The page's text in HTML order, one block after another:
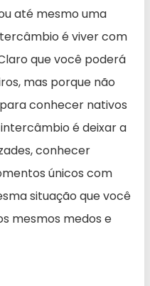
até mesmo uma
é viver com
que você poderá
mas porque não
conhecer nativos
é deixar a
conhecer
únicos com
situação que você
mesmos medos e